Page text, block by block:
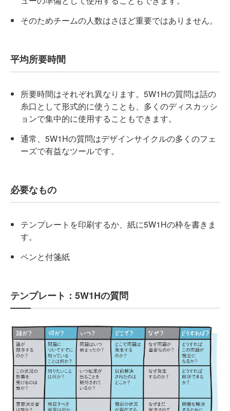
そのためチームの人数はさほど重要ではありません。
平均所要時間
所要時間はそれぞれ異なります。5W1Hの質問は話の
糸口として形式的に使うことも、多くのディスカッシ
ョンで集中的に使用することもできます。
通常、5W1Hの質問はデザインサイクルの多くのフェ
ーズで有益なツールです。
必要なもの
テンプレートを印刷するか、紙に5W1Hの枠を書きま
す。
ペンと付箋紙
テンプレート：5W1Hの質問